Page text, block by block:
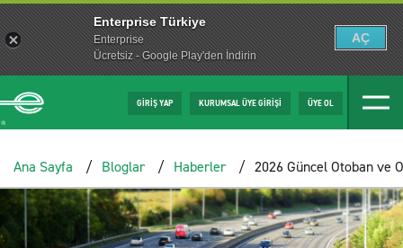
GİRİŞ YAP KURUMSAL ÜYE GİRİŞİ ÜYE OL
Ana Sayfa Bloglar Haberler 2026 Güncel Otoban ve
Enterprise Türkiye
Enterprise
Ücretsiz - Google Play'den İndirin
AÇ